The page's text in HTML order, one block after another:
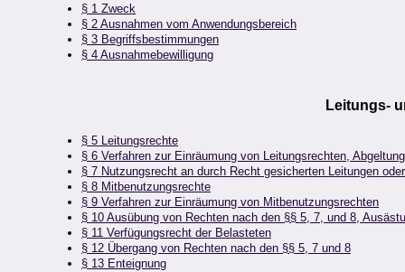
§ 1 Zweck
§ 2 Ausnahmen vom Anwendungsbereich
§ 3 Begriffsbestimmungen
§ 4 Ausnahmebewilligung
Leitungs-
§ 5 Leitungsrechte
§ 6 Verfahren zur Einräumung von Leitungsrechten, Abgeltung
§ 7 Nutzungsrecht an durch Recht gesicherten Leitungen
§ 8 Mitbenutzungsrechte
§ 9 Verfahren zur Einräumung von Mitbenutzungsrechten
§ 10 Ausübung von Rechten nach den §§ 5, 7, und 8,
§ 11 Verfügungsrecht der Belasteten
§ 12 Übergang von Rechten nach den §§ 5, 7 und 8
§ 13 Enteignung